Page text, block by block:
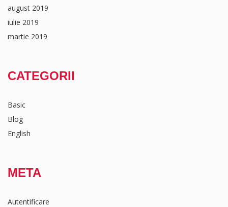
august 2019
iulie 2019
martie 2019
CATEGORII
Basic
Blog
English
META
Autentificare